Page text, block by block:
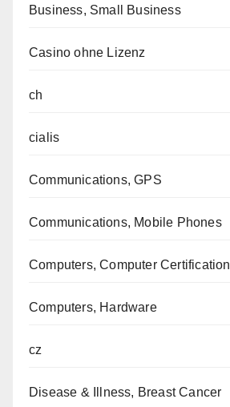
Business, Small Business
Casino ohne Lizenz
ch
cialis
Communications, GPS
Communications, Mobile Phones
Computers, Computer Certification
Computers, Hardware
cz
Disease & Illness, Breast Cancer